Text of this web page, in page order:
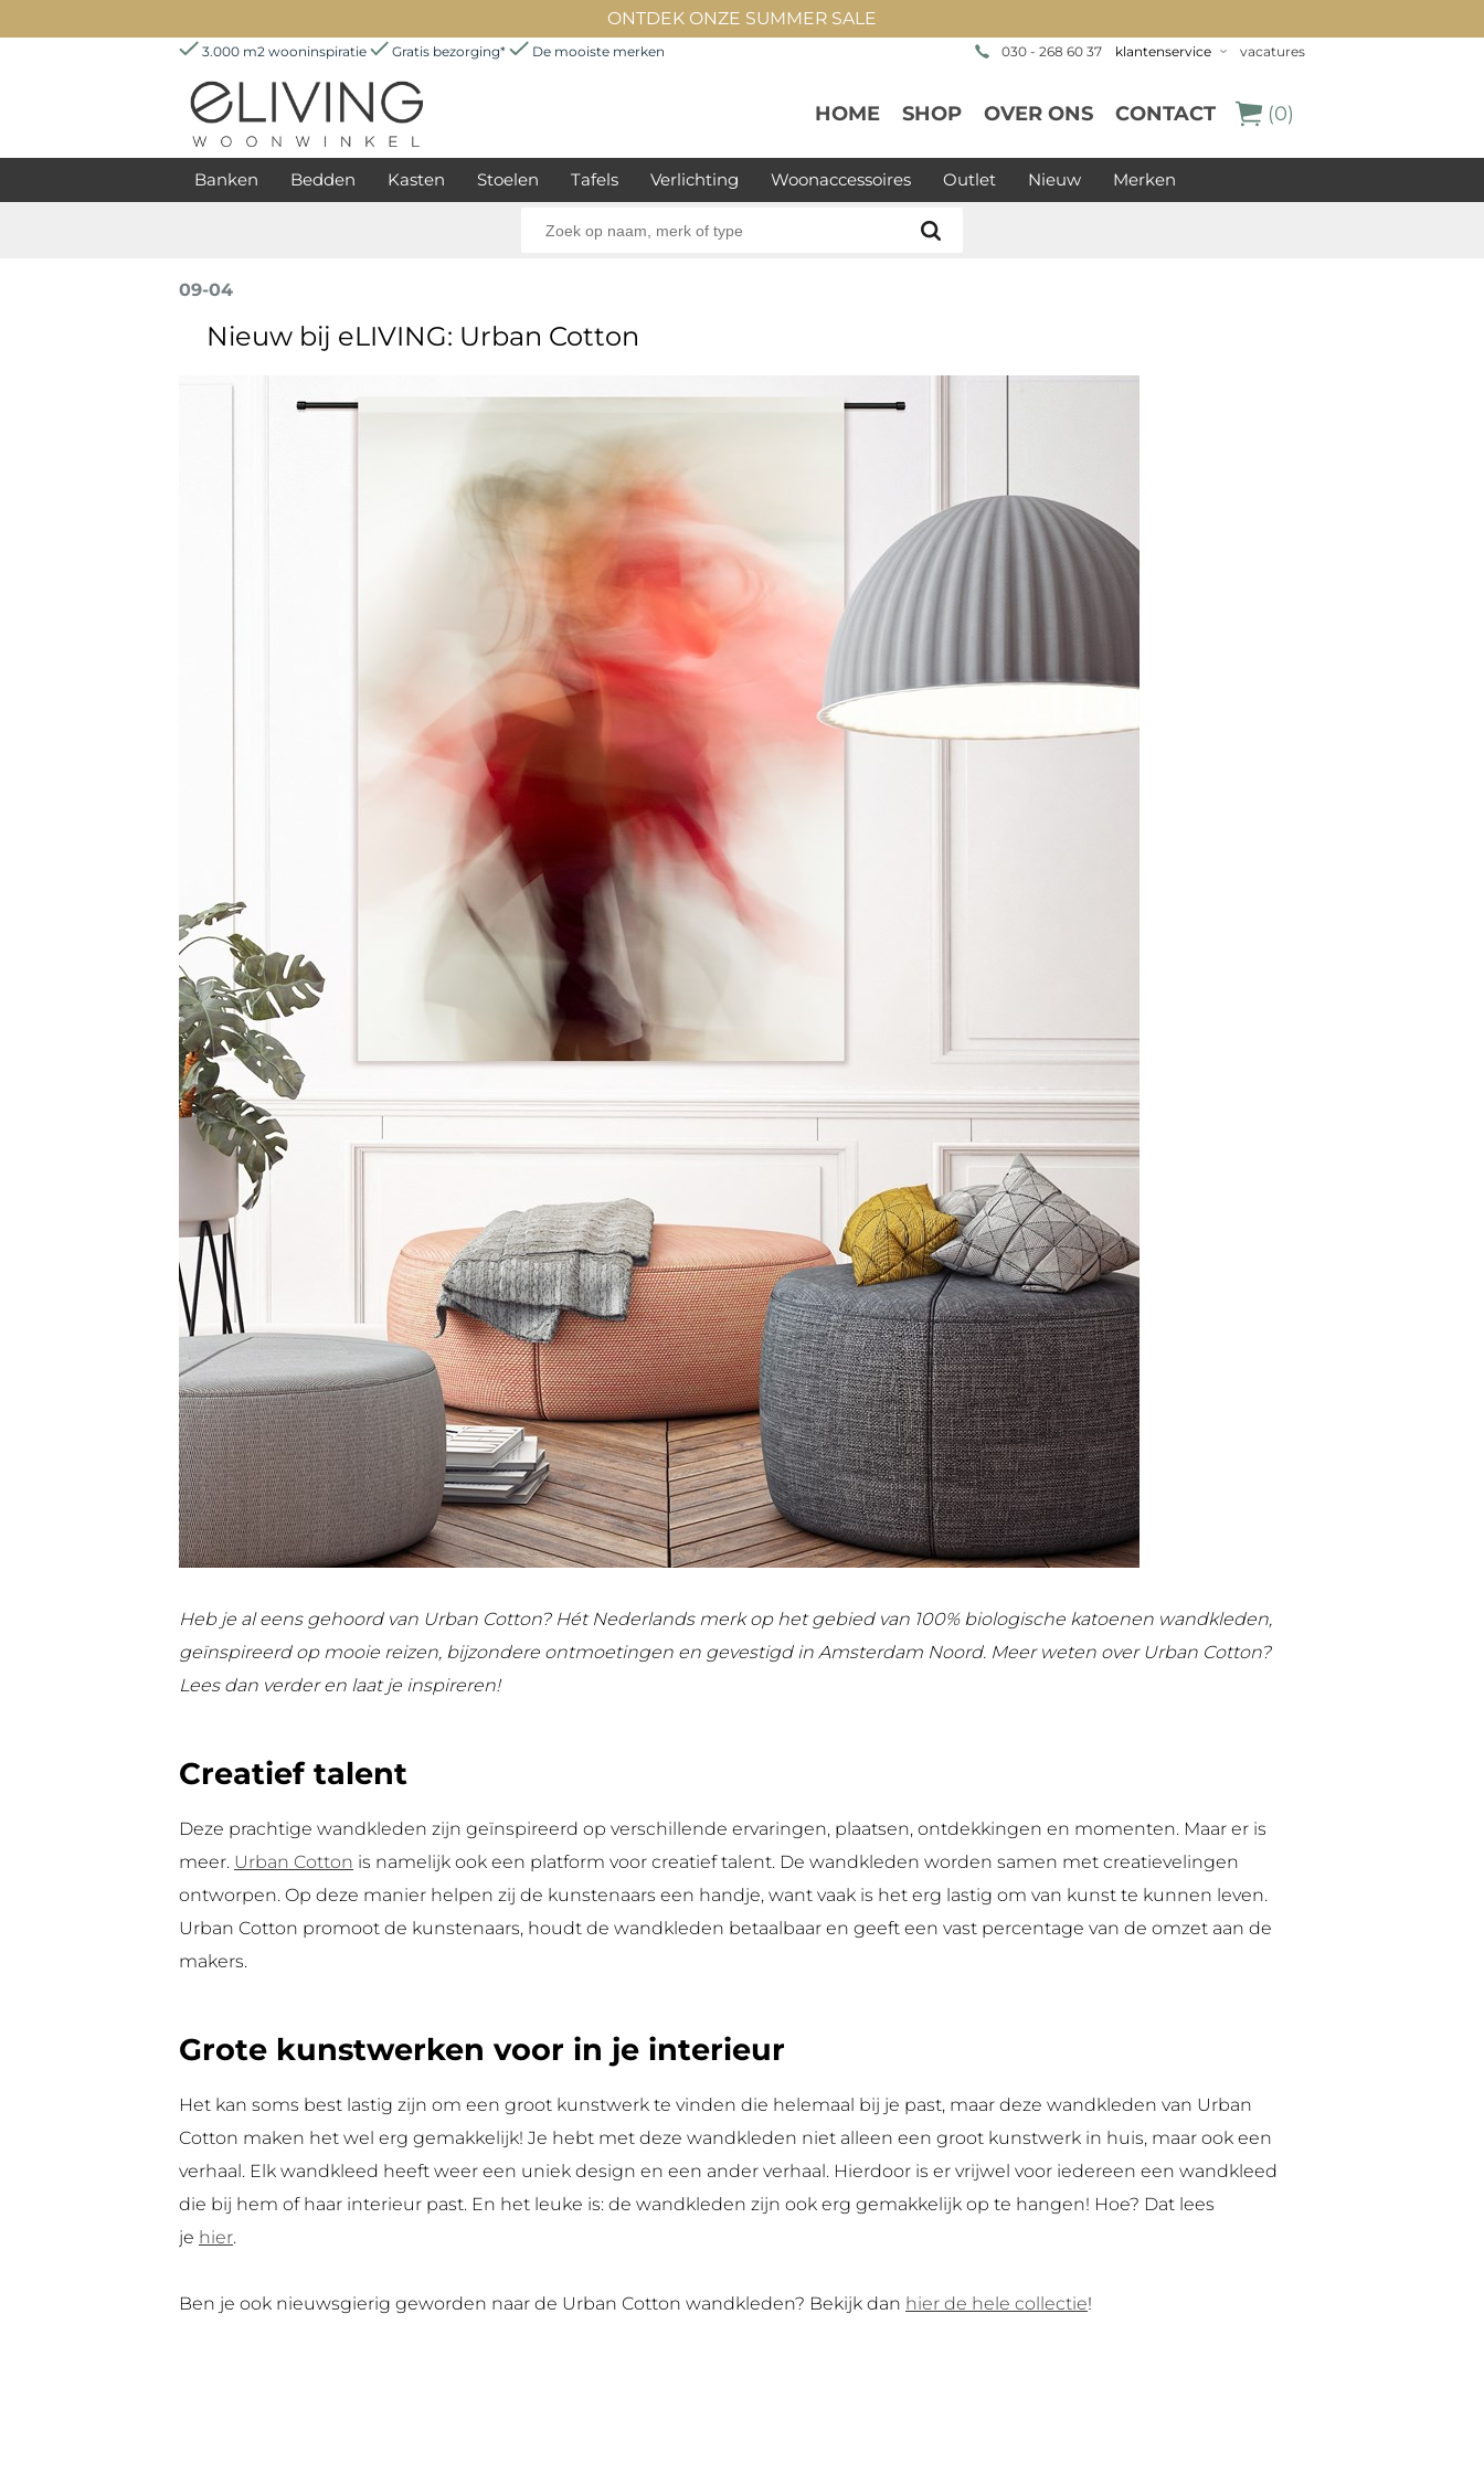
ONTDEK ONZE SUMMER SALE
3.000 m2 wooninspiratie Gratis bezorging* De mooiste merken 030 - 268 60 37 klantenservice vacatures
HOME SHOP OVER ONS CONTACT (0)
Banken Bedden Kasten Stoelen Tafels Verlichting Woonaccessoires Outlet Nieuw Merken
09-04
Nieuw bij eLIVING: Urban Cotton
Heb je al eens gehoord van Urban Cotton? Hét Nederlands merk op het gebied van 100% biologische katoenen wandkleden,
geïnspireerd op mooie reizen, bijzondere ontmoetingen en gevestigd in Amsterdam Noord. Meer weten over Urban Cotton?
Lees dan verder en laat je inspireren!
Creatief talent
Deze prachtige wandkleden zijn geïnspireerd op verschillende ervaringen, plaatsen, ontdekkingen en momenten. Maar er is
meer. Urban Cotton is namelijk ook een platform voor creatief talent. De wandkleden worden samen met creatievelingen
ontworpen. Op deze manier helpen zij de kunstenaars een handje, want vaak is het erg lastig om van kunst te kunnen leven.
Urban Cotton promoot de kunstenaars, houdt de wandkleden betaalbaar en geeft een vast percentage van de omzet aan de
makers.
Grote kunstwerken voor in je interieur
Het kan soms best lastig zijn om een groot kunstwerk te vinden die helemaal bij je past, maar deze wandkleden van Urban
Cotton maken het wel erg gemakkelijk! Je hebt met deze wandkleden niet alleen een groot kunstwerk in huis, maar ook een
verhaal. Elk wandkleed heeft weer een uniek design en een ander verhaal. Hierdoor is er vrijwel voor iedereen een wandkleed
die bij hem of haar interieur past. En het leuke is: de wandkleden zijn ook erg gemakkelijk op te hangen! Hoe? Dat lees
je hier.
Ben je ook nieuwsgierig geworden naar de Urban Cotton wandkleden? Bekijk dan hier de hele collectie!